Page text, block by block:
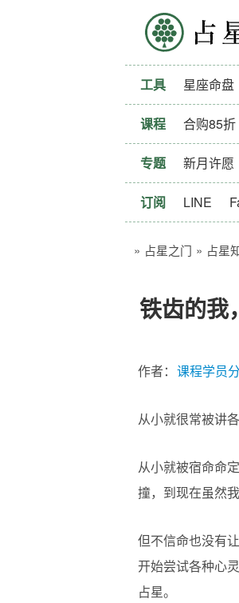
工具 星座命盘
课程 合购85折
专题 新月许愿
订阅 LINE
» 占星之门 » 占星
铁齿的我
作者： 课程学员
从小就很常被讲
从小就被宿命命
撞，到现在虽然
但不信命也没有
开始尝试各种心
占星。